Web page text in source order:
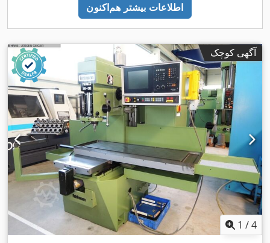
اطلاعات بیشتر هم‌اکنون
آگهی کوچک
1 /4